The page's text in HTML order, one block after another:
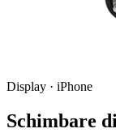
Display · iPhone
Schimbare